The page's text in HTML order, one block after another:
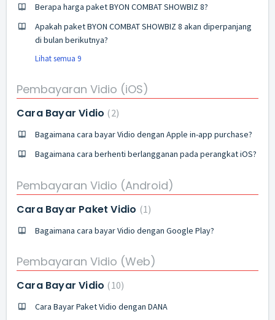
Berapa harga paket BYON COMBAT SHOWBIZ 8?
Apakah paket BYON COMBAT SHOWBIZ 8 akan diperpanjang
di bulan berikutnya?
Lihat semua 9
Pembayaran Vidio (iOS)
Cara Bayar Vidio 2
Bagaimana cara bayar Vidio dengan Apple in-app purchase?
Bagaimana cara berhenti berlangganan pada perangkat iOS?
Pembayaran Vidio (Android)
Cara Bayar Paket Vidio 1
Bagaimana cara bayar Vidio dengan Google Play?
Pembayaran Vidio (Web)
Cara Bayar Vidio 10
Cara Bayar Paket Vidio dengan DANA